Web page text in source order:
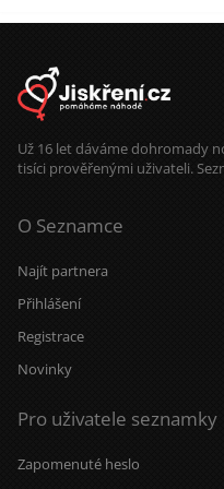
Už 16 let dáváme dohromady
tisíci prověřenými uživateli.
O Seznamce
Najít partnera
Přihlášení
Registrace
Novinky
Pro uživatele seznamky
Zapomenuté heslo